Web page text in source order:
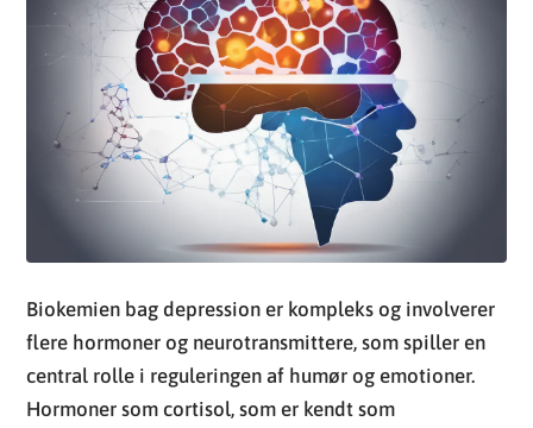
Biokemien bag depression er kompleks og involverer
flere hormoner og neurotransmittere, som spiller en
central rolle i reguleringen af humør og emotioner.
Hormoner som cortisol, som er kendt som